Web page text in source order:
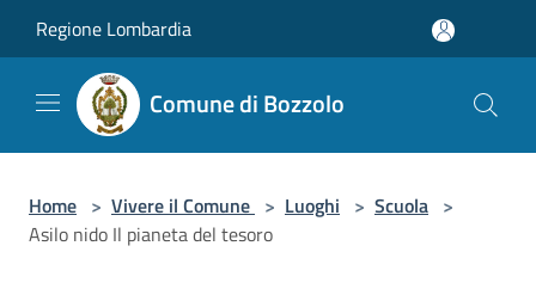
Regione Lombardia
Comune di Bozzolo
Home > Vivere il Comune > Luoghi > Scuola >
Asilo nido Il pianeta del tesoro